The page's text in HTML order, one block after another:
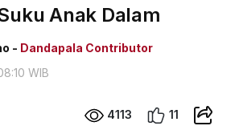
Anak Dalam
- Dandapala Contributor
WIB
4113 11